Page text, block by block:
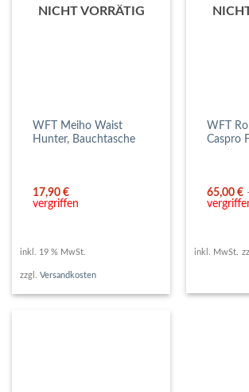
NICHT VORRÄTIG
WFT Meiho Waist
Hunter, Bauchtasche
17,90€
vergriffen
inkl. 19 % MwSt.
zzgl. Versandkosten
WFT
Caspro
65,00€
inkl. MwSt.